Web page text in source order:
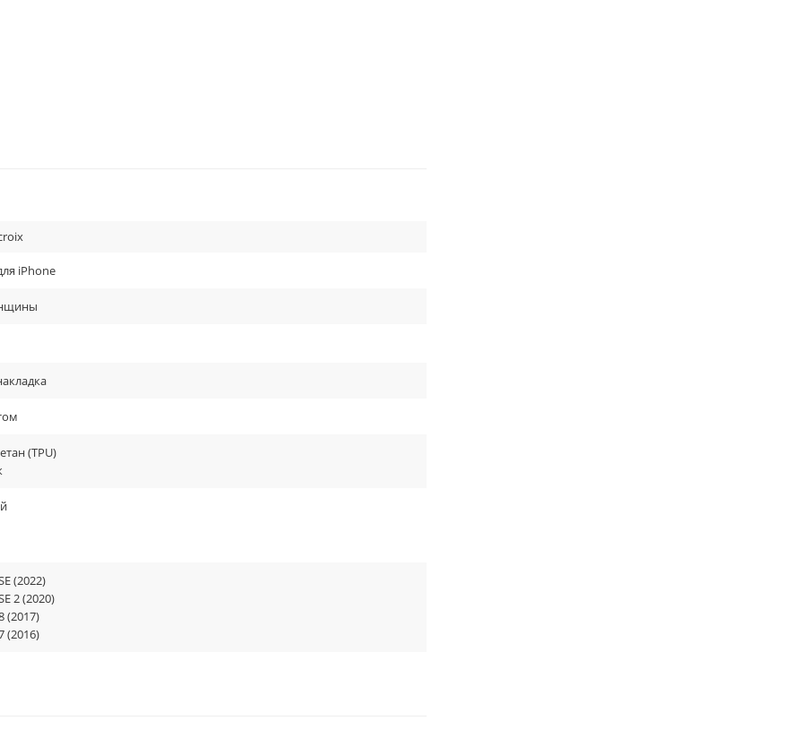
накладку Christian Lacroix по доступным ценам. Мы всегда подскажем
сроки.
iPhone
(TPU)
(2022)
2 (2020)
(2017)
(2016)